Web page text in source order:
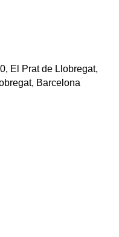
El Prat de Llobregat,
Barcelona